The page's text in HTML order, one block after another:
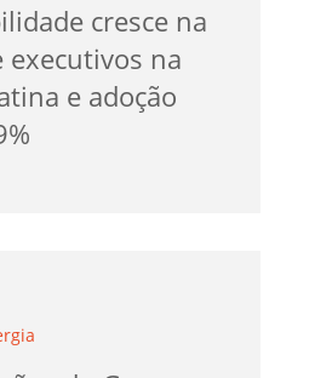
cresce na
executivos na
e adoção